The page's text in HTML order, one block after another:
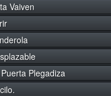
Vaiven
Plegadiza